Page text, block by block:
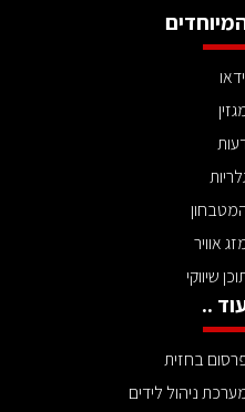
אוויר
שיווקי
..
בחזית
ניהול לידים